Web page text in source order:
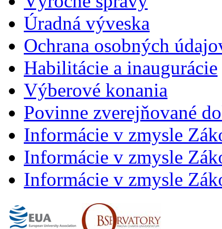
Úradná výveska
Ochrana osobných
Habilitácie a inaugurácie
Výberové konania
Povinne zverejňované
Informácie v zmysle
Informácie v zmysle
Informácie v zmysle